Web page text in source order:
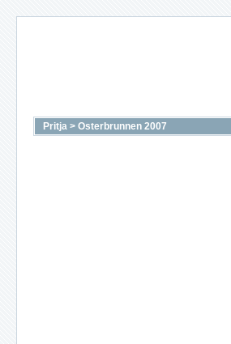
Pritja > Osterbrunnen 2007